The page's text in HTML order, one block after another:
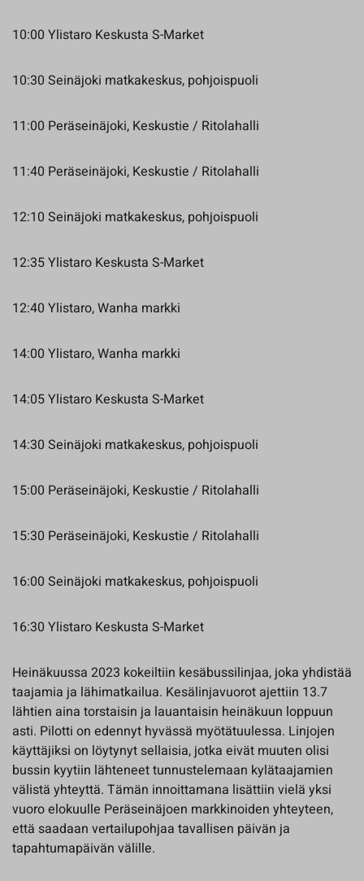
10:00 Ylistaro Keskusta S-Market
10:30 Seinäjoki matkakeskus, pohjoispuoli
11:00 Peräseinäjoki, Keskustie / Ritolahalli
11:40 Peräseinäjoki, Keskustie / Ritolahalli
12:10 Seinäjoki matkakeskus, pohjoispuoli
12:35 Ylistaro Keskusta S-Market
12:40 Ylistaro, Wanha markki
14:00 Ylistaro, Wanha markki
14:05 Ylistaro Keskusta S-Market
14:30 Seinäjoki matkakeskus, pohjoispuoli
15:00 Peräseinäjoki, Keskustie / Ritolahalli
15:30 Peräseinäjoki, Keskustie / Ritolahalli
16:00 Seinäjoki matkakeskus, pohjoispuoli
16:30 Ylistaro Keskusta S-Market
Heinäkuussa 2023 kokeiltiin kesäbussilinjaa, joka yhdistää
taajamia ja lähimatkailua. Kesälinjavuorot ajettiin 13.7
lähtien aina torstaisin ja lauantaisin heinäkuun loppuun
asti. Pilotti on edennyt hyvässä myötätuulessa. Linjojen
käyttäjiksi on löytynyt sellaisia, jotka eivät muuten olisi
bussin kyytiin lähteneet tunnustelemaan kylätaajamien
välistä yhteyttä. Tämän innoittamana lisättiin vielä yksi
vuoro elokuulle Peräseinäjoen markkinoiden yhteyteen,
että saadaan vertailupohjaa tavallisen päivän ja
tapahtumapäivän välille.